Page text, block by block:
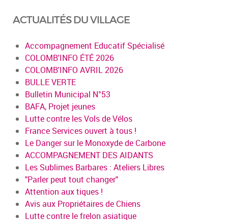
ACTUALITÉS DU VILLAGE
Accompagnement Educatif Spécialisé
COLOMB'INFO ÉTÉ 2026
COLOMB'INFO AVRIL 2026
BULLE VERTE
Bulletin Municipal N°53
BAFA, Projet jeunes
Lutte contre les Vols de Vélos
France Services ouvert à tous !
Le Danger sur le Monoxyde de Carbone
ACCOMPAGNEMENT DES AIDANTS
Les Sublimes Barbares : Ateliers Libres
"Parler peut tout changer"
Attention aux tiques !
Avis aux Propriétaires de Chiens
Lutte contre le frelon asiatique